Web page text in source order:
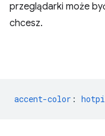
przeglądarki może
chcesz.
accent-color :